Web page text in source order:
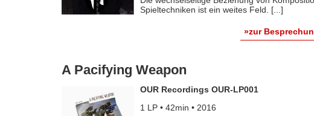
Spieltechniken ist ein weites Feld. [...]
»zur
A Pacifying Weapon
OUR Recordings OUR-LP001
1 LP • 42min • 2016